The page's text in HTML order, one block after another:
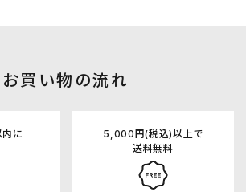
お買い物の流れ
に
5,000円(税込)以上で
送料無料